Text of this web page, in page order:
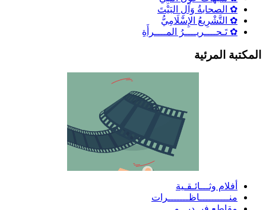
✿ الصحابةُ وَآلِ البَيْتَ
✿ التَّشْرِيعُ الإِسْلَامِيُّ
✿ تَـحــــريــــرُ المــــرأَةِ
المرئية
أفلام وثـــائـقـية
منــــــــــاظـــــــرات